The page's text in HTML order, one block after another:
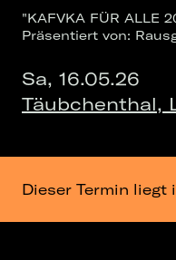
"KAFVKA FÜR ALLE
Präsentiert von:
Sa, 16.05.26
Täubchenthal,
Dieser Termin liegt